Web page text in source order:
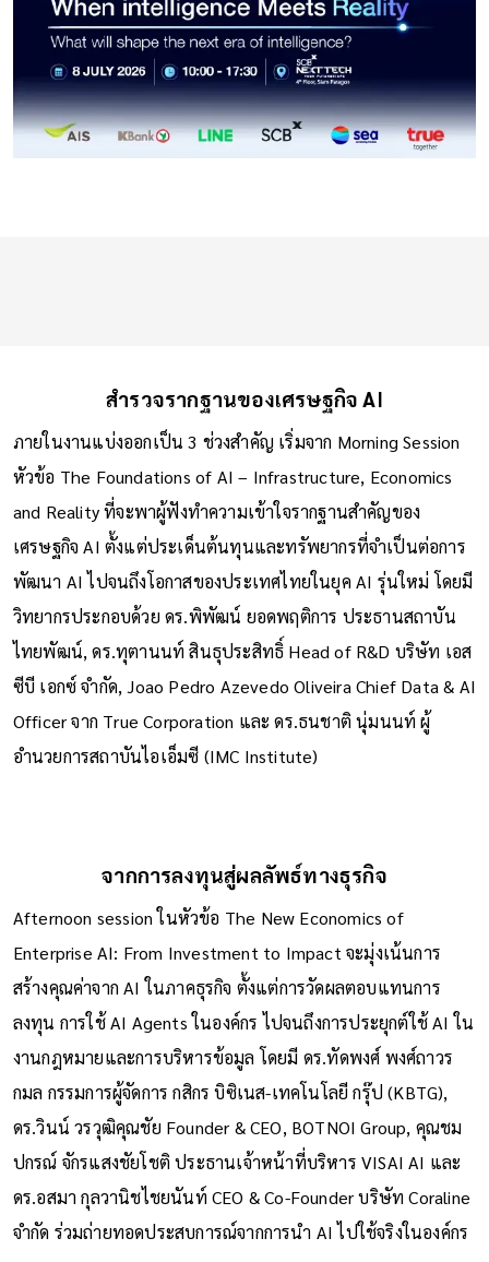
สำรวจรากฐานของเศรษฐกิจ AI
ภายในงานแบ่งออกเป็น 3 ช่วงสำคัญ เริ่มจาก Morning Session
หัวข้อ The Foundations of AI – Infrastructure, Economics
and Reality ที่จะพาผู้ฟังทำความเข้าใจรากฐานสำคัญของ
เศรษฐกิจ AI ตั้งแต่ประเด็นต้นทุนและทรัพยากรที่จำเป็นต่อการ
พัฒนา AI ไปจนถึงโอกาสของประเทศไทยในยุค AI รุ่นใหม่ โดยมี
วิทยากรประกอบด้วย ดร.พิพัฒน์ ยอดพฤติการ ประธานสถาบัน
ไทยพัฒน์, ดร.ทุตานนท์ สินธุประสิทธิ์ Head of R&D บริษัท เอส
ซีบี เอกซ์ จำกัด, Joao Pedro Azevedo Oliveira Chief Data & AI
Officer จาก True Corporation และ ดร.ธนชาติ นุ่มนนท์ ผู้
อำนวยการสถาบันไอเอ็มซี (IMC Institute)
จากการลงทุนสู่ผลลัพธ์ทางธุรกิจ
Afternoon session ในหัวข้อ The New Economics of
Enterprise AI: From Investment to Impact จะมุ่งเน้นการ
สร้างคุณค่าจาก AI ในภาคธุรกิจ ตั้งแต่การวัดผลตอบแทนการ
ลงทุน การใช้ AI Agents ในองค์กร ไปจนถึงการประยุกต์ใช้ AI ใน
งานกฎหมายและการบริหารข้อมูล โดยมี ดร.ทัดพงศ์ พงศ์ถาวร
กมล กรรมการผู้จัดการ กสิกร บิซิเนส-เทคโนโลยี กรุ๊ป (KBTG),
ดร.วินน์ วรวุฒิคุณชัย Founder & CEO, BOTNOI Group, คุณชม
ปกรณ์ จักรแสงชัยโชติ ประธานเจ้าหน้าที่บริหาร VISAI AI และ
ดร.อสมา กุลวานิชไชยนันท์ CEO & Co-Founder บริษัท Coraline
จำกัด ร่วมถ่ายทอดประสบการณ์จากการนำ AI ไปใช้จริงในองค์กร